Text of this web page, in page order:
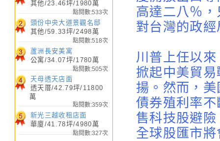
新光三越收租店面
華廈/4980萬 /41.78坪
其他/23.46坪/1980萬
點閱數:533次
頭份中央大道景觀名邸
其他/59.33坪/2498萬
點閱數:518次
蘆洲長安美寓
公寓/34.07坪/1780萬
點閱數:505次
天母透天店面
透天厝/42.79坪/11800
萬
點閱數:359次
新光三越收租店面
華廈/41.78坪/4980萬
點閱數:327次
高達二八％
對台灣的政
川普上任以
掀起中美貿
揚。然而，
債券殖利率
售科技股避
全球股匯市